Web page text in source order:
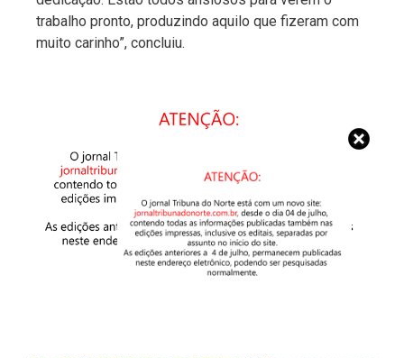
trabalho pronto, produzindo aquilo que fizeram com
muito carinho”, concluiu.